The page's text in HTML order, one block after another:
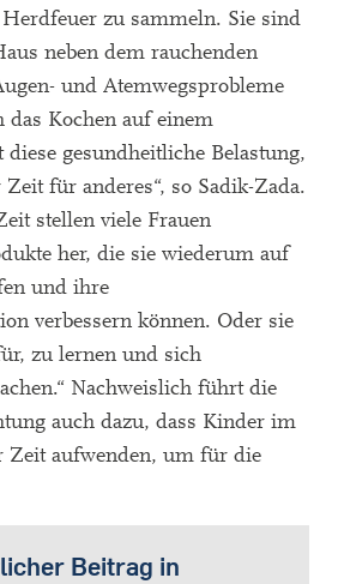
zu sammeln. Sie sind
neben dem rauchenden
und Atemwegsprobleme
das Kochen auf einem
gesundheitliche Belastung,
für anderes“, so Sadik-Zada.
stellen viele Frauen
her, die sie wiederum auf
und ihre
verbessern können. Oder sie
zu lernen und sich
Nachweislich führt die
auch dazu, dass Kinder im
Zeit aufwenden, um für die
Beitrag in